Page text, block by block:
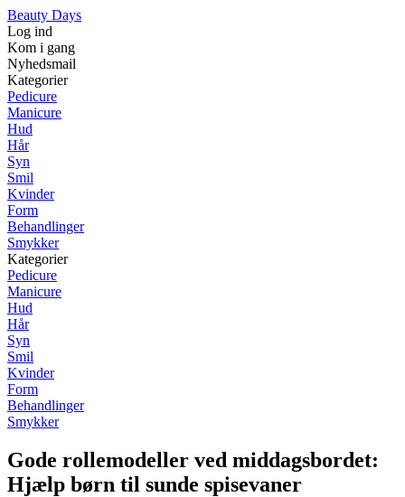
Beauty Days
Log ind
Kom i gang
Nyhedsmail
Kategorier
Pedicure
Manicure
Hud
Hår
Syn
Smil
Kvinder
Form
Behandlinger
Smykker
Kategorier
Pedicure
Manicure
Hud
Hår
Syn
Smil
Kvinder
Form
Behandlinger
Smykker
Gode rollemodeller ved middagsbordet:
Hjælp børn til sunde spisevaner